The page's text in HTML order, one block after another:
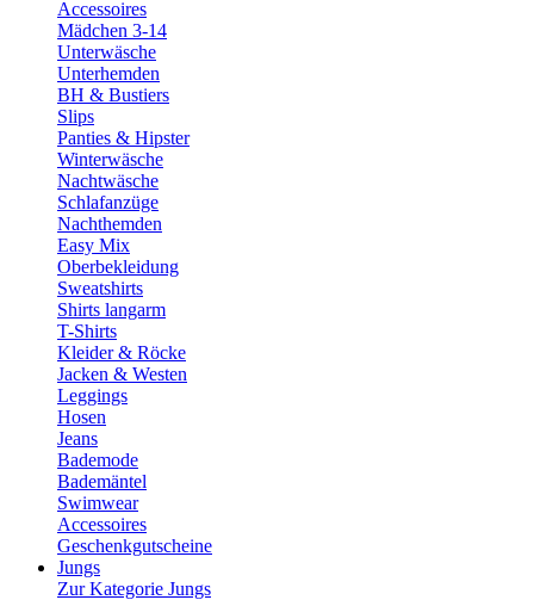
Accessoires
Mädchen 3-14
Unterwäsche
Unterhemden
BH & Bustiers
Slips
Panties & Hipster
Winterwäsche
Nachtwäsche
Schlafanzüge
Nachthemden
Easy Mix
Oberbekleidung
Sweatshirts
Shirts langarm
T-Shirts
Kleider & Röcke
Jacken & Westen
Leggings
Hosen
Jeans
Bademode
Bademäntel
Swimwear
Accessoires
Geschenkgutscheine
Jungs
Zur Kategorie Jungs